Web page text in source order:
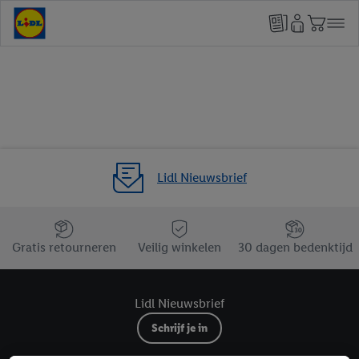
Lidl Nieuwsbrief
Jouw voordelen bij ons als Lidl webshop klant
Gratis retourneren
Veilig winkelen 30 dagen bedenktijd
Lidl Nieuwsbrief
Schrijf je in